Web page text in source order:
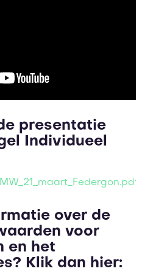
presentatie
Individueel
over de
voor
en het
Klik dan hier: